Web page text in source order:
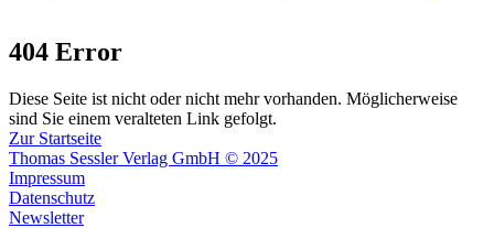
404 Error
Diese Seite ist nicht oder nicht mehr vorhanden. Möglicherweise
sind Sie einem veralteten Link gefolgt.
Zur Startseite
Thomas Sessler Verlag GmbH © 2025
Impressum
Datenschutz
Newsletter